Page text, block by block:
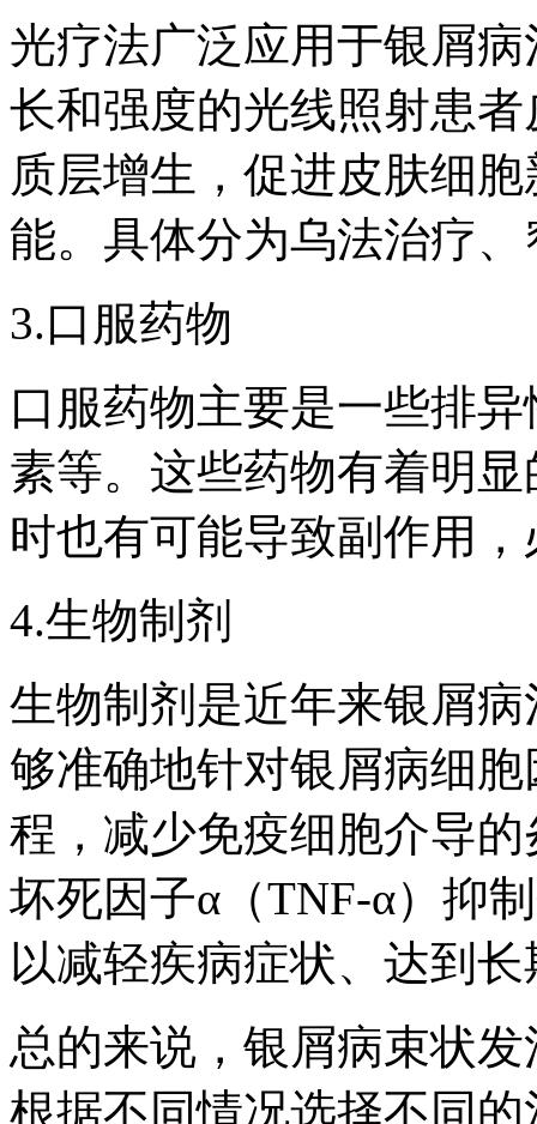
光疗法广泛应用于银屑
长和强度的光线照射患
质层增生，促进皮肤细
能。具体分为乌法治疗
3.口服药物
口服药物主要是一些排
素等。这些药物有着明
时也有可能导致副作用
4.生物制剂
生物制剂是近年来银屑
够准确地针对银屑病细
程，减少免疫细胞介导
坏死因子α（TNF-α）抑
以减轻疾病症状、达到
总的来说，银屑病束状
根据不同情况选择不同